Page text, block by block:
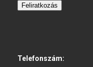
Feliratkozás
Telefonszám: